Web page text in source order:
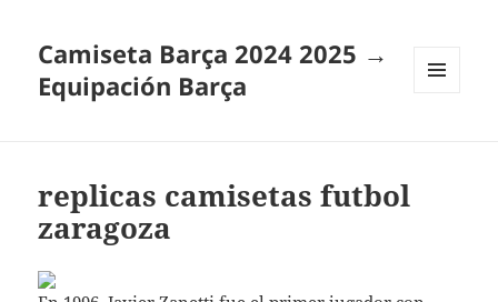
Camiseta Barça 2024 2025 →
Equipación Barça
replicas camisetas futbol
zaragoza